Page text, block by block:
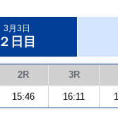
3月3日
２日目
2R 3R
15:46 16:11